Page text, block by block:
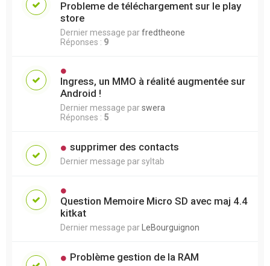
Probleme de téléchargement sur le play
store
Dernier message parfredtheone
Réponses : 9
Ingress, un MMO à réalité augmentée sur
Android !
Dernier message parswera
Réponses : 5
supprimer des contacts
Dernier message parsyltab
Question Memoire Micro SD avec maj 4.4
kitkat
Dernier message par LeBourguignon
Problème gestion de la RAM